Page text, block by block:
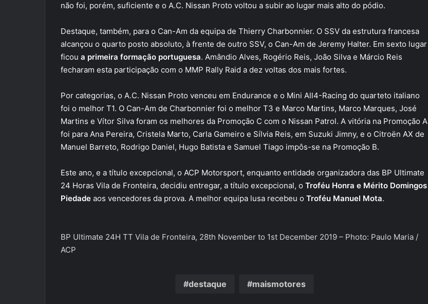
não foi, porém, suficiente e o A.C. Nissan Proto voltou a subir ao lugar mais alto do pódio.
Destaque, também, para o Can-Am da equipa de Thierry Charbonnier. O SSV da estrutura francesa
alcançou o quarto posto absoluto, à frente de outro SSV, o Can-Am de Jeremy Halter. Em sexto lugar
ficou a primeira formação portuguesa. Amândio Alves, Rogério Reis, João Silva e Márcio Reis
fecharam esta participação com o MMP Rally Raid a dez voltas dos mais fortes.
Por categorias, o A.C. Nissan Proto venceu em Endurance e o Mini All4-Racing do quarteto italiano
foi o melhor T1. O Can-Am de Charbonnier foi o melhor T3 e Marco Martins, Marco Marques, José
Martins e Vítor Silva foram os melhores da Promoção C com o Nissan Patrol. A vitória na Promoção A
foi para Ana Pereira, Cristela Marto, Carla Gameiro e Sílvia Reis, em Suzuki Jimny, e o Citroën AX de
Manuel Barreto, Rodrigo Daniel, Hugo Batista e Samuel Tiago impôs-se na Promoção B.
Este ano, e a título excepcional, o ACP Motorsport, enquanto entidade organizadora das BP Ultimate
24 Horas Vila de Fronteira, decidiu entregar, a título excepcional, o Troféu Honra e Mérito Domingos
Piedade aos vencedores da prova. A melhor equipa lusa recebeu o Troféu Manuel Mota.
BP Ultimate 24H TT Vila de Fronteira, 28th November to 1st December 2019 – Photo: Paulo Maria /
ACP
destaque maismotores